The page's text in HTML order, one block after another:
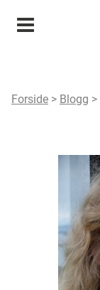
Meny
Forside > Blogg >